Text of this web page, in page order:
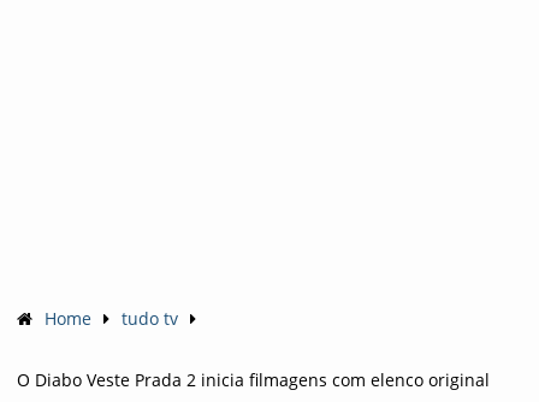
Home tudo tv
O Diabo Veste Prada 2 inicia filmagens com elenco original